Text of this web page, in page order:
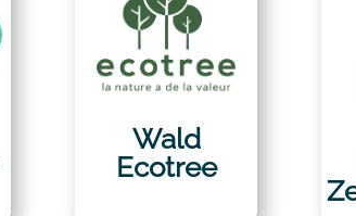
Wald
Ecotree